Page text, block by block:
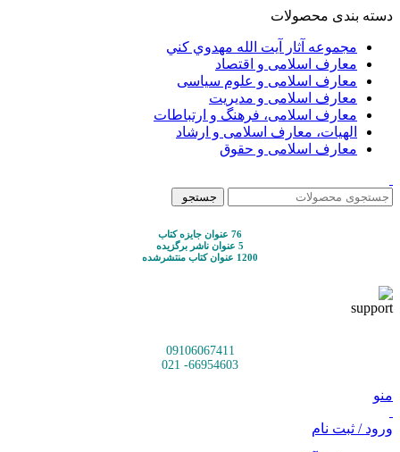
دسته بندی محصولات
مجموعه آثار آيت الله مهدوي كني
معارف اسلامی و اقتصاد
معارف اسلامی و علوم سیاسی
معارف اسلامی و مدیریت
معارف اسلامی، فرهنگ و ارتباطات
الهیات، معارف اسلامی و ارشاد
معارف اسلامی و حقوق
جستجو
76 عنوان جایزه کتاب
5 عنوان ناشر برگزیده
1200 عنوان کتاب منتشرشده
09106067411
66954603- 021
منو
ورود / ثبت نام